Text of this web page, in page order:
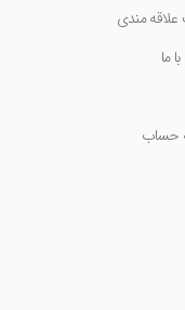
مندی
ما
حساب